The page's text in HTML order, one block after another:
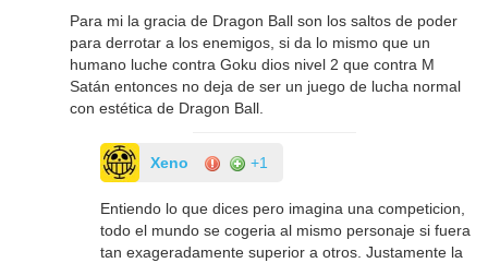
Para mi la gracia de Dragon Ball son los saltos de poder
para derrotar a los enemigos, si da lo mismo que un
humano luche contra Goku dios nivel 2 que contra M
Satán entonces no deja de ser un juego de lucha normal
con estética de Dragon Ball.
Xeno +1
Entiendo lo que dices pero imagina una competicion,
todo el mundo se cogeria al mismo personaje si fuera
tan exageradamente superior a otros. Justamente la